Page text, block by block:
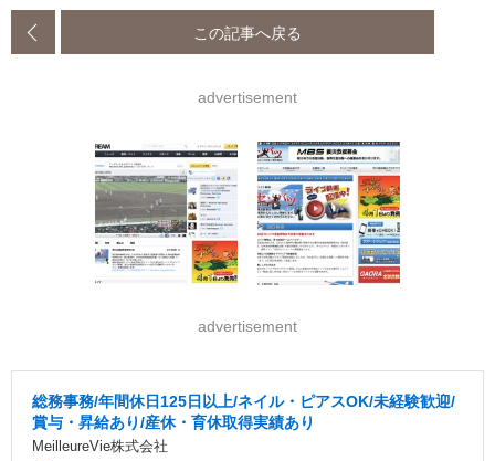
この記事へ戻る
advertisement
advertisement
総務事務/年間休日125日以上/ネイル・ピアスOK/未経験歓迎/
賞与・昇給あり/産休・育休取得実績あり
MeilleureVie株式会社